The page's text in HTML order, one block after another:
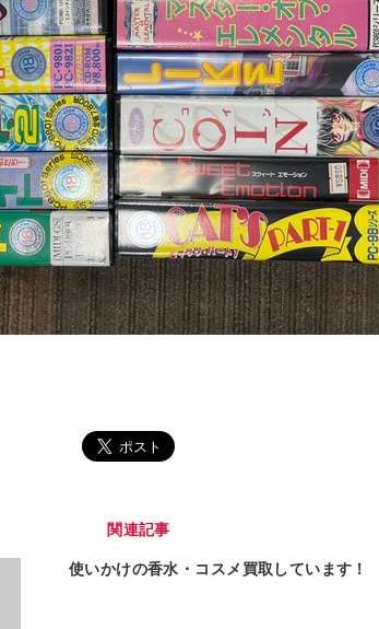
関連記事
使いかけの香水・コスメ買取しています！